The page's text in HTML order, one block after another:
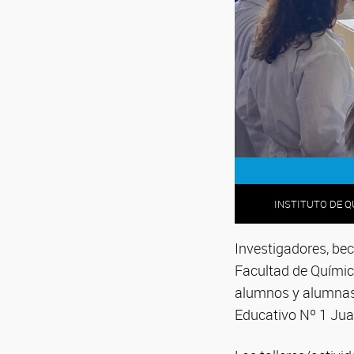
INSTITUTO DE
INSTITUTO DE
INSTITUTO DE
INSTITUTO DE
INSTITUTO DE
INSTITUTO DE
Investigadores,
Facultad de
alumnos y
Educativo Nº 1